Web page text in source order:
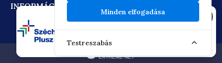
INFORMÁCIÓÁTADÁSI SZABÁLYZAT
OIF/FACEBOOK
Minden elfogadása
Testreszabás